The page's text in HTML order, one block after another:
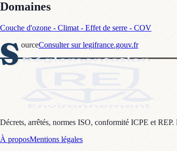
Domaines
Couche d'ozone - Climat - Effet de serre - COV
S ourceConsulter sur legifrance.gouv.fr
Décrets, arrêtés, normes ISO, conformité ICPE et
À proposMentions légales